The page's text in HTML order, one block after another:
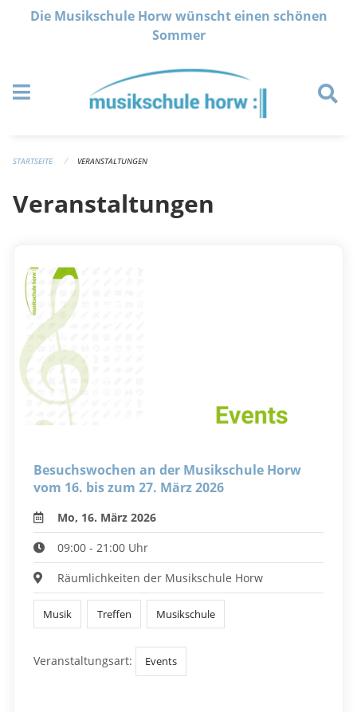
Navigation überspringen
Die Musikschule Horw wünscht einen schönen
Sommer
STARTSEITE VERANSTALTUNGEN
Veranstaltungen
Besuchswochen an der Musikschule Horw
vom 16. bis zum 27. März 2026
Mo, 16. März 2026
09:00 - 21:00 Uhr
Räumlichkeiten der Musikschule Horw
Musik Treffen Musikschule
Veranstaltungsart: Events